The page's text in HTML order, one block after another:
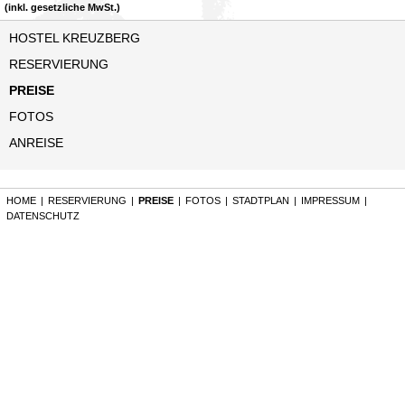
HOSTEL KREUZBERG
RESERVIERUNG
PREISE
FOTOS
ANREISE
(inkl. gesetzliche MwSt.)
HOME | RESERVIERUNG | PREISE | FOTOS | STADTPLAN | IMPRESSUM |
DATENSCHUTZ